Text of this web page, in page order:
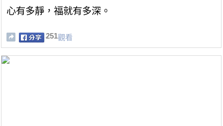
心有多靜，福就有多深。
251觀看